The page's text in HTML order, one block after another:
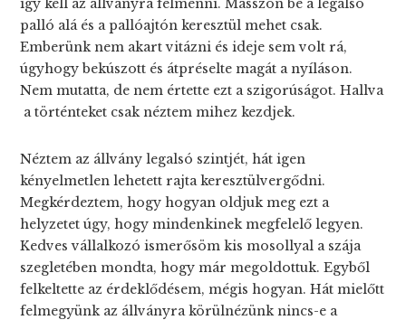
így kell az állványra felmenni. Másszon be a legalsó
palló alá és a pallóajtón keresztül mehet csak.
Emberünk nem akart vitázni és ideje sem volt rá,
úgyhogy bekúszott és átpréselte magát a nyíláson.
Nem mutatta, de nem értette ezt a szigorúságot. Hallva
a történteket csak néztem mihez kezdjek.
Néztem az állvány legalsó szintjét, hát igen
kényelmetlen lehetett rajta keresztülvergődni.
Megkérdeztem, hogy hogyan oldjuk meg ezt a
helyzetet úgy, hogy mindenkinek megfelelő legyen.
Kedves vállalkozó ismerősöm kis mosollyal a szája
szegletében mondta, hogy már megoldottuk. Egyből
felkeltette az érdeklődésem, mégis hogyan. Hát mielőtt
felmegyünk az állványra körülnézünk nincs-e a